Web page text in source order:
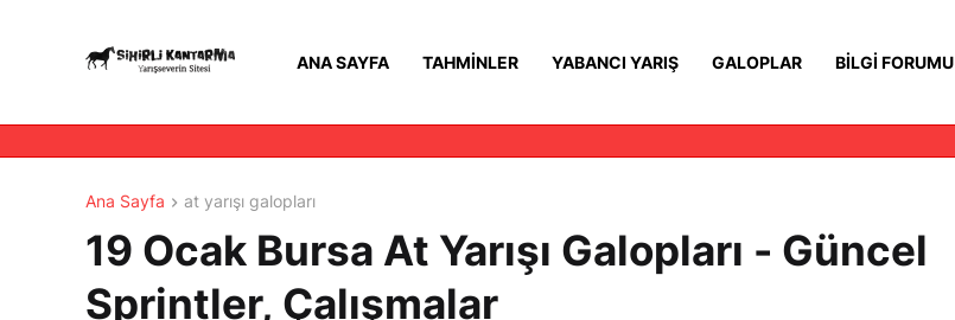
ANA SAYFA TAHMINLER YABANCI YARIŞ GALOPLAR BILGI FORUMU
Ana Sayfa at yarışı galopları
19 Ocak Bursa At Yarışı Galopları - Güncel
Sprintler, Çalışmalar